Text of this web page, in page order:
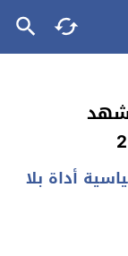
أداة بلا